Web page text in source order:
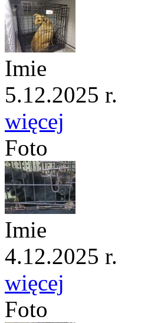
Imie
5.12.2025 r.
więcej
Foto
Imie
4.12.2025 r.
więcej
Foto